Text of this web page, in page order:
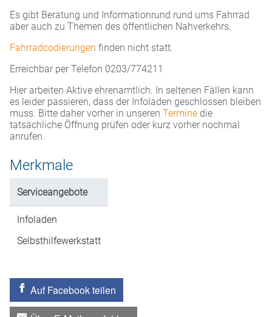
Es gibt Beratung und Informationrund rund ums Fahrrad
aber auch zu Themen des öffentlichen Nahverkehrs.
Fahrradcodierungen finden nicht statt.
Erreichbar per Telefon 0203/774211
Hier arbeiten Aktive ehrenamtlich. In seltenen Fällen kann
es leider passieren, dass der Infoladen geschlossen bleiben
muss. Bitte daher vorher in unseren Termine die
tatsächliche Öffnung prüfen oder kurz vorher nochmal
anrufen.
Merkmale
Serviceangebote
Infoladen
Selbsthilfewerkstatt
Auf Facebook teilen